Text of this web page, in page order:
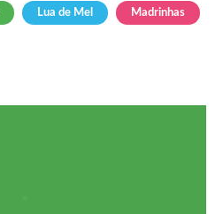
Lua de Mel Madrinhas